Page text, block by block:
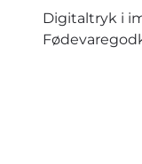
Digitaltryk i